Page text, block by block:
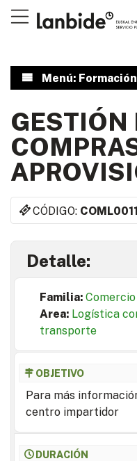
Menú: Formación
GESTIÓN
CÓDIGO:
Detalle:
Familia:
Area: Logística
transporte
OBJETIVO
Para más
centro impartidor
DURACIÓN